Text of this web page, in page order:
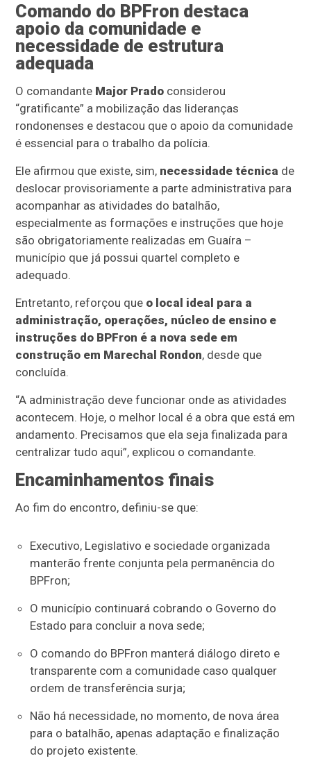
Comando do BPFron destaca
apoio da comunidade e
necessidade de estrutura
adequada
O comandante Major Prado considerou
“gratificante” a mobilização das lideranças
rondonenses e destacou que o apoio da comunidade
é essencial para o trabalho da polícia.
Ele afirmou que existe, sim, necessidade técnica de
deslocar provisoriamente a parte administrativa para
acompanhar as atividades do batalhão,
especialmente as formações e instruções que hoje
são obrigatoriamente realizadas em Guaíra –
município que já possui quartel completo e
adequado.
Entretanto, reforçou que o local ideal para a
administração, operações, núcleo de ensino e
instruções do BPFron é a nova sede em
construção em Marechal Rondon, desde que
concluída.
“A administração deve funcionar onde as atividades
acontecem. Hoje, o melhor local é a obra que está em
andamento. Precisamos que ela seja finalizada para
centralizar tudo aqui”, explicou o comandante.
Encaminhamentos finais
Ao fim do encontro, definiu-se que:
Executivo, Legislativo e sociedade organizada
manterão frente conjunta pela permanência do
BPFron;
O município continuará cobrando o Governo do
Estado para concluir a nova sede;
O comando do BPFron manterá diálogo direto e
transparente com a comunidade caso qualquer
ordem de transferência surja;
Não há necessidade, no momento, de nova área
para o batalhão, apenas adaptação e finalização
do projeto existente.